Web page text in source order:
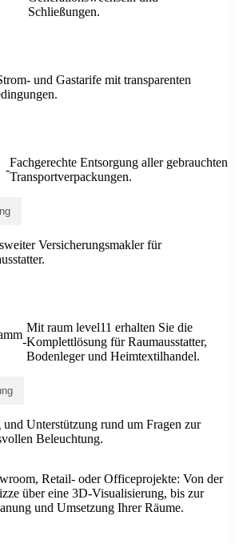
Schließungen.
und Gastarife mit transparenten
-
Fachgerechte Entsorgung aller gebrauchten
Transportverpackungen.
Versicherungsmakler für
-
Mit raum level11 erhalten Sie die
Komplettlösung für Raumausstatter,
Bodenleger und Heimtextilhandel.
und Unterstützung rund um Fragen zur
Beleuchtung.
Retail- oder Officeprojekte: Von der
über eine 3D-Visualisierung, bis zur
und Umsetzung Ihrer Räume.